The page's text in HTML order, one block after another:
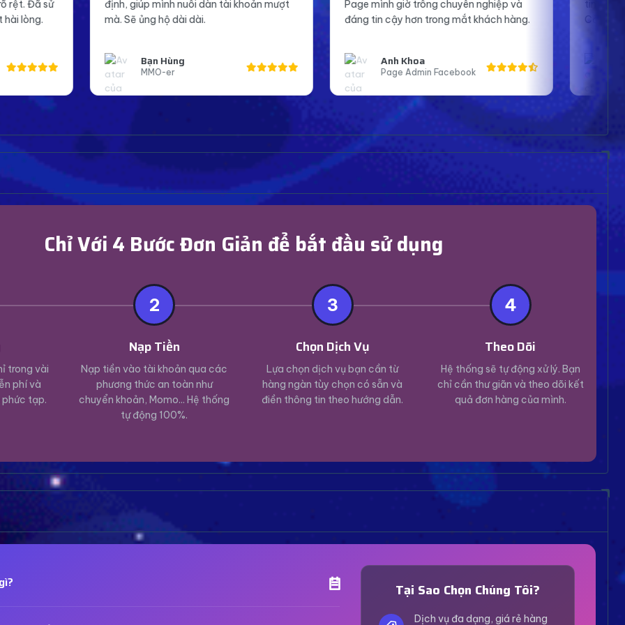
mình nuôi dàn tài khoản mượt
ủng hộ dài dài.
Bạn Hùng
MMO-er
Page mình giờ trông chuyên nghiệp và
đáng tin cậy hơn trong mắt khách hàng.
Anh Khoa
Page Admin Facebook
tin hơn khi lên sóng và tương tác với
Cảm ơn shop nhiều.
Bạn An
Streamer Bigo
Chỉ Với 4 Bước Đơn Giản để bắt đầu sử dụng
trong vài
phí và
tạp.
2
Nạp Tiền
Nạp tiền vào tài khoản qua các
phương thức an toàn như
chuyển khoản, Momo... Hệ thống
tự động 100%.
3
Chọn Dịch Vụ
Lựa chọn dịch vụ bạn cần từ
hàng ngàn tùy chọn có sẵn và
điền thông tin theo hướng dẫn.
4
Theo Dõi
Hệ thống sẽ tự động xử lý. Bạn
chỉ cần thư giãn và theo dõi kết
quả đơn hàng của mình.
Tại Sao Chọn Chúng Tôi?
Dịch vụ đa dạng, giá rẻ hàng
Trợ Lý Hỗ Trợ
Luôn sẵn sàng giải đáp thắc mắc
Vui lòng chọn phương thức hỗ trợ phù hợp với nhu
cầu của bạn.